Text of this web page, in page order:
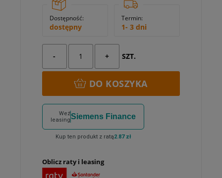
Dostępność:
dostępny
Termin:
1- 3 dni
- + SZT.
DO KOSZYKA
Weź
leasingSiemens Finance
Kup ten produkt z ratą2.87 zł
Oblicz raty i leasing